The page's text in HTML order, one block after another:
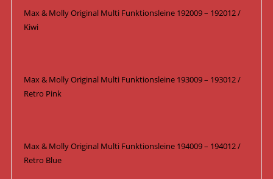
Max & Molly Original Multi Funktionsleine 192009 – 192012 /
Kiwi
Max & Molly Original Multi Funktionsleine 193009 – 193012 /
Retro Pink
Max & Molly Original Multi Funktionsleine 194009 – 194012 /
Retro Blue